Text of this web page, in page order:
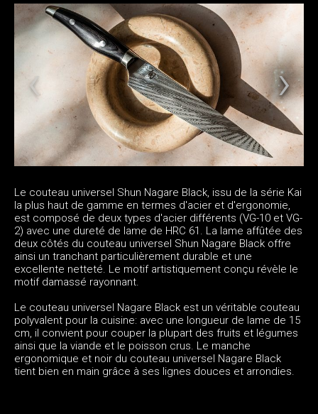
Le couteau universel Shun Nagare Black, issu de la série Kai
la plus haut de gamme en termes d'acier et d'ergonomie,
est composé de deux types d'acier différents (VG-10 et VG-
2) avec une dureté de lame de HRC 61. La lame affûtée des
deux côtés du couteau universel Shun Nagare Black offre
ainsi un tranchant particulièrement durable et une
excellente netteté. Le motif artistiquement conçu révèle le
motif damassé rayonnant.
Le couteau universel Nagare Black est un véritable couteau
polyvalent pour la cuisine: avec une longueur de lame de 15
cm, il convient pour couper la plupart des fruits et légumes
ainsi que la viande et le poisson crus. Le manche
ergonomique et noir du couteau universel Nagare Black
tient bien en main grâce à ses lignes douces et arrondies.